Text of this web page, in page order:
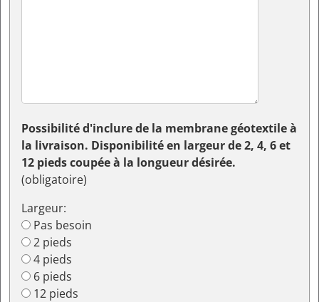
Possibilité d'inclure de la membrane géotextile à
la livraison. Disponibilité en largeur de 2, 4, 6 et
12 pieds coupée à la longueur désirée.
(obligatoire)
Largeur:
Pas besoin
2 pieds
4 pieds
6 pieds
12 pieds